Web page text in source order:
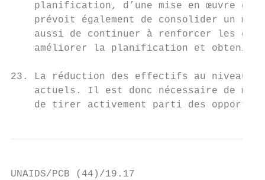
planification, d’une mise en œuvre et
prévoit également de consolider un
aussi de continuer à renforcer les
améliorer la planification et obtenir
23. La réduction des effectifs au niveau
actuels. Il est donc nécessaire de
de tirer activement parti des
UNAIDS/PCB (44)/19.17